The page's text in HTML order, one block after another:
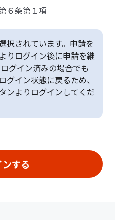
６条第１項
択されています。申請を
りログイン後に申請を継
グイン済みの場合でも
イン状態に戻るため、
ンよりログインしてくだ